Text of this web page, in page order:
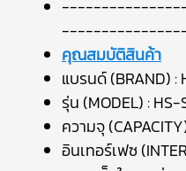
คุณสมบัติสินค้า
แบรนด์ (BRAND) :
รุ่น (MODEL) :
ความจุ
อินเทอร์เฟซ